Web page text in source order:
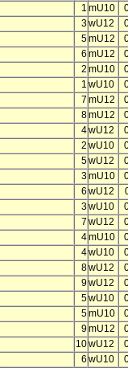
1 mU10
3wU12
5mU12
6 mU12
2 mU10
1 wU10
7 mU12
8mU12
4wU12
2 wU10
5wU12
3mU10
6 wU12
3wU10
7 wU12
4mU10
4wU10
8wU12
9wU12
5wU10
5mU10
9mU12
10wU12
6 wU10